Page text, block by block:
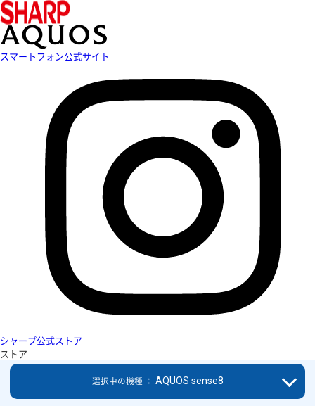
スマートフォン公式サイト
シャープ公式ストア
ストア
選択中の機種 ： AQUOS sense8